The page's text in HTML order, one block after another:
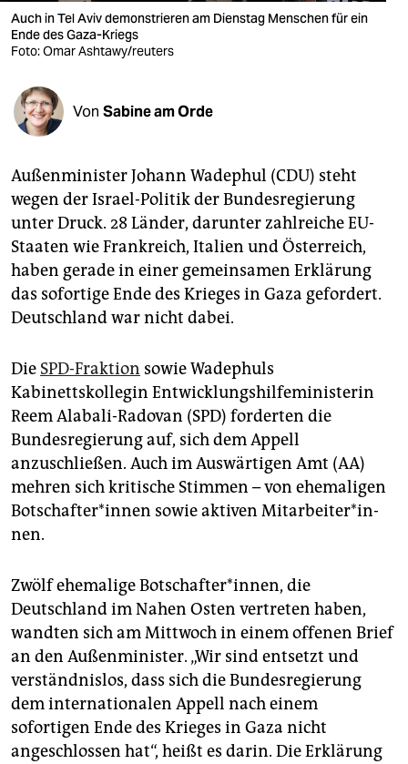
shop
fragen & hilfe
unterstützen
abo
epaper login
Auch in Tel Aviv demonstrieren am Dienstag Menschen für ein
Ende des Gaza-Kriegs
Foto: Omar Ashtawy/reuters
Von Sabine am Orde
Außenminister Johann Wadephul (CDU) steht
wegen der Israel-Politik der Bundesregierung
unter Druck. 28 Länder, darunter zahlreiche EU-
Staaten wie Frankreich, Italien und Österreich,
haben gerade in einer gemeinsamen Erklärung
das sofortige Ende des Krieges in Gaza gefordert.
Deutschland war nicht dabei.
Die SPD-Fraktion sowie Wadephuls
Kabinettskollegin Entwicklungshilfeministerin
Reem Alaba­li-Radovan (SPD) forderten die
Bundesregierung auf, sich dem Appell
anzuschließen. Auch im Auswärtigen Amt (AA)
mehren sich kritische Stimmen – von ehemaligen
Bot­schaf­te­r*in­nen sowie aktiven Mit­ar­bei­te­r*in­
nen.
Zwölf ehemalige Bot­schafter*innen, die
Deutschland im Nahen Osten vertreten haben,
wandten sich am Mittwoch in einem offenen Brief
an den Außenminister. „Wir sind entsetzt und
verständnislos, dass sich die Bundesregierung
dem internationalen Appell nach einem
sofortigen Ende des Krieges in Gaza nicht
angeschlossen hat“, heißt es darin. Die Erklärung